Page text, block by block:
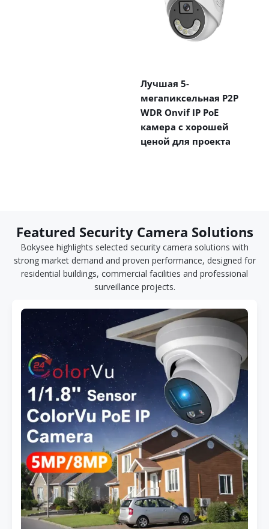
Лучшая 5-
мегапиксельная P2P
WDR Onvif IP PoE
камера с хорошей
ценой для проекта
Featured Security Camera Solutions
Bokysee highlights selected security camera solutions with
strong market demand and proven performance, designed for
residential buildings, commercial facilities and professional
surveillance projects.